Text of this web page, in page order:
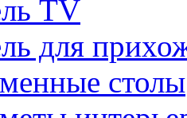
TV
для
столы